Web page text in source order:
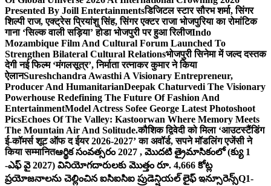
Presented By Joill Entertainmentsडिजिटल स्टार सौरभ शर्मा, सिंगर
शिल्पी राज, एक्ट्रेस प्रियांशु सिंह, सिंगर एक्टर राजा भोजपुरिया का रोमांटिक
गाना ‘सिल्क वाली सड़िया’ होडा भोजपुरी पर हुआ रिलीजIndo
Mozambique Film And Cultural Forum Launched To
Strengthen Bilateral Cultural Relationsभोजपुरी सिनेमा में जल्द दस्तक
देगी नई फिल्म ‘मंगलसूत्र’, निर्माता रत्नाकर कुमार ने किया
ऐलानSureshchandra Awasthi A Visionary Entrepreneur,
Producer And HumanitarianDeepak Chaturvedi The Visionary
Powerhouse Redefining The Future Of Fashion And
EntertainmentModel Actress Sofee George Latest Photoshoot
PicsEchoes Of The Valley: Kastoorwan Where Memory Meets
The Mountain Air And Solitude.कौशिक द्विवेदी को मिला ‘आउटस्टैंडिंग
ई-कॉमर्स शूट ऑफ द ईयर 2026-2027’ का अवॉर्ड, सपने मॉडलिंग एजेंसी ने
किया सम्मानितఆర్థిక సంవత్సరం 2027 , మొదటి త్రైమాసికంలో (క్యు 1
-ఎఫ్ వై 2027) వినియోగదారులకు మొత్తం రూ. 4,666 కోట్ల
ప్రయోజనాలను చెల్లించిన ఐసిఐసిఐ ప్రుడెన్షియల్ లైఫ్ ఇన్సూరెన్స్Q1-